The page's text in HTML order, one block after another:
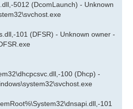
5012 (DcomLaunch) - Unknown
101 (DFSR) - Unknown owner -
100 (Dhcp) -
101